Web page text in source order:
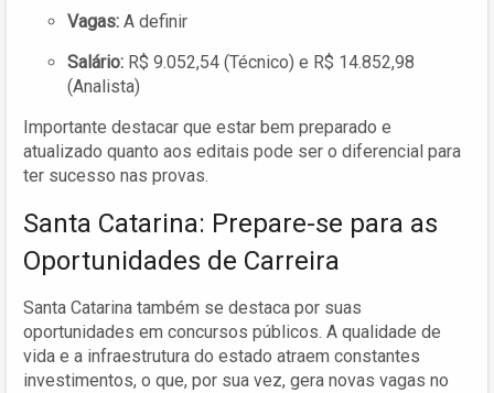
Vagas: A definir
Salário: R$ 9.052,54 (Técnico) e R$ 14.852,98
(Analista)
Importante destacar que estar bem preparado e
atualizado quanto aos editais pode ser o diferencial para
ter sucesso nas provas.
Santa Catarina: Prepare-se para as
Oportunidades de Carreira
Santa Catarina também se destaca por suas
oportunidades em concursos públicos. A qualidade de
vida e a infraestrutura do estado atraem constantes
investimentos, o que, por sua vez, gera novas vagas no